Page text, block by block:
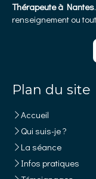
Thérapeute à Nantes
renseignement ou
Plan du site
Accueil
Qui suis-je ?
La séance
Infos pratiques